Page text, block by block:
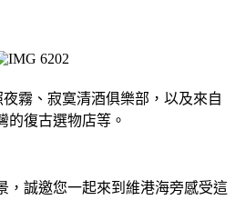
霧、寂寞清酒俱樂部，以及來自
的復古選物店等。
，誠邀您一起來到維港海旁感受這